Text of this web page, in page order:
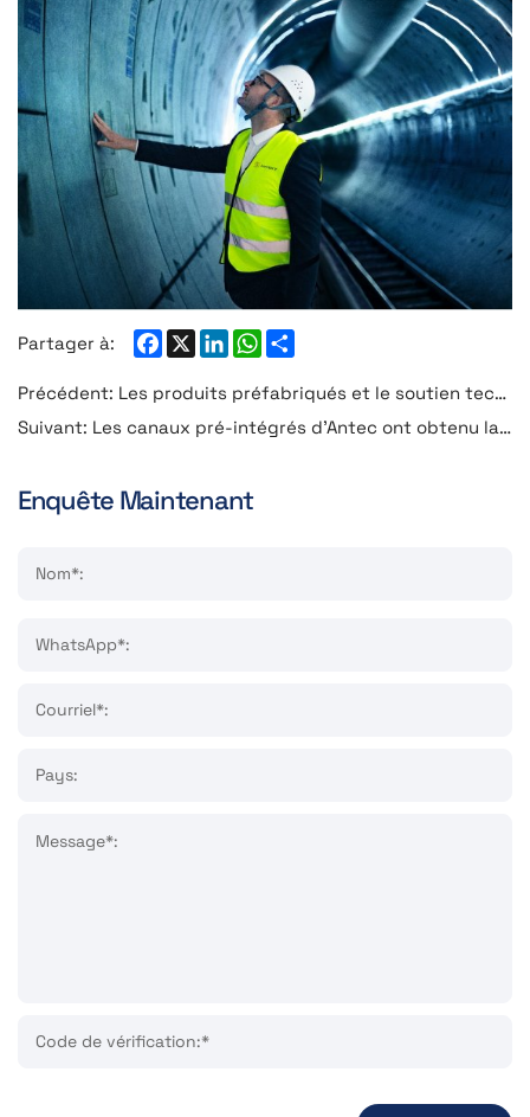
Partager à: Facebook
X LinkedInWhatsApp
Précédent: Les produits préfabriqués et le soutien technique Anteky accélèrent la construction de 6 700 logements en Arabie saoudite.
Suivant: Les canaux pré-intégrés d'Antec ont obtenu la certification européenne ETA et ont réussi le test S2, dépassant ainsi la norme en termes de performances.
Enquête Maintenant
Nom*:
WhatsApp*:
Courriel*:
Pays:
Message*:
Code de vérification:*